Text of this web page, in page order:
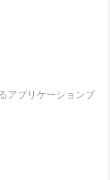
アプリケーションブ